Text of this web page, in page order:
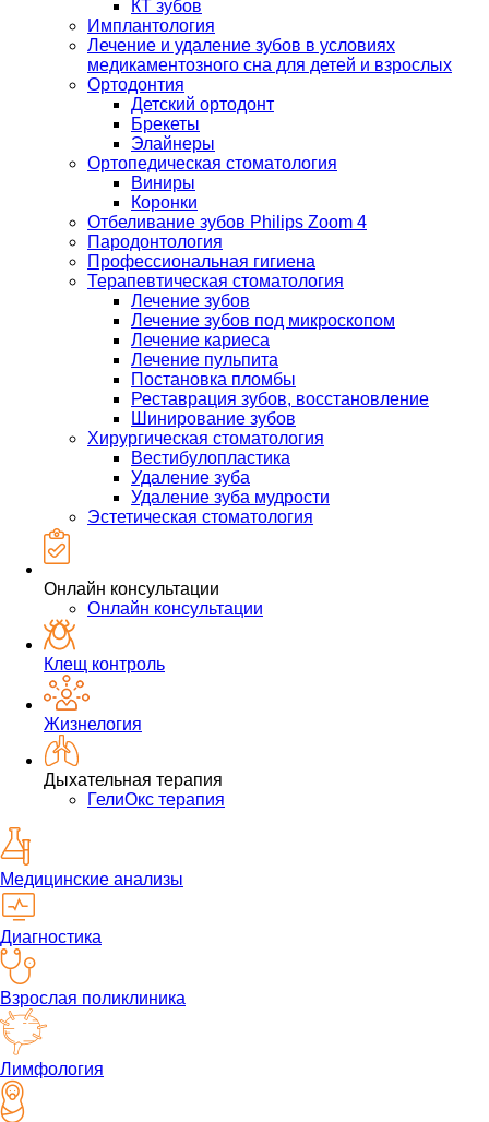
КТ зубов
Имплантология
Лечение и удаление зубов в условиях
медикаментозного сна для детей и взрослых
Ортодонтия
Детский ортодонт
Брекеты
Элайнеры
Ортопедическая стоматология
Виниры
Коронки
Отбеливание зубов Philips Zoom 4
Пародонтология
Профессиональная гигиена
Терапевтическая стоматология
Лечение зубов
Лечение зубов под микроскопом
Лечение кариеса
Лечение пульпита
Постановка пломбы
Реставрация зубов, восстановление
Шинирование зубов
Хирургическая стоматология
Вестибулопластика
Удаление зуба
Удаление зуба мудрости
Эстетическая стоматология
Онлайн консультации
Онлайн консультации
Клещ контроль
Жизнелогия
Дыхательная терапия
ГелиОкс терапия
Медицинские анализы
Диагностика
Взрослая поликлиника
Лимфология